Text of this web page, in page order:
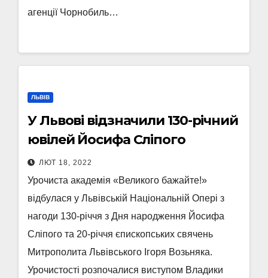
агенції Чорнобиль…
ЛЬВІВ
У Львові відзначили 130-річний
ювілей Йосифа Сліпого
ЛЮТ 18, 2022
Урочиста академія «Великого бажайте!»
відбулася у Львівській Національній Опері з
нагоди 130-річчя з Дня народження Йосифа
Сліпого та 20-річчя єпископських свячень
Митрополита Львівського Ігоря Возьняка.
Урочистості розпочалися виступом Владики